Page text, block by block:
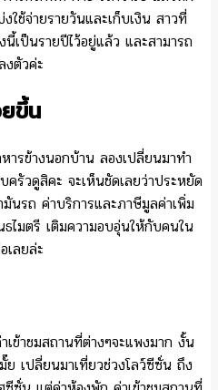
ใช้จ่ายรายวันและเก็บเงิน สาวที่
เป็นรายปีไว้อยู่แล้ว และสามารถ
งตัวค่ะ
ขึ้น
ารข้างนอกบ้าน ลองเปลี่ยนมาทำ
รัวดูสิคะ จะเห็นชัดเลยว่าประหยัด
มันรถ ค่าบริการและภาษีมูลค่าเพิ่ม
ไมตรี เติมความอบอุ่นให้กับคนใน
เลยล่ะ
ข้าชมสถานที่ต่างๆจะแพงมาก งั้น
ย เปลี่ยนมาเที่ยวช่วงโลว์ซีซั่น ถึง